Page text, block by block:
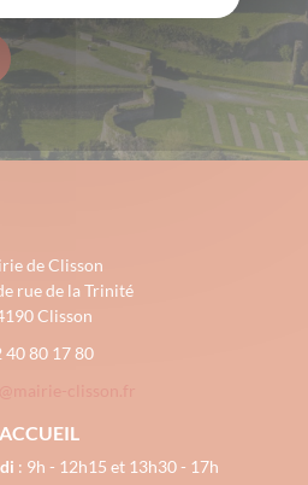
de Clisson
rue de la Trinité
Clisson
40 80 17 80
ACCUEIL
: 9h - 12h15 et 13h30 - 17h